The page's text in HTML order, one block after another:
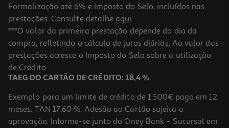
Formalização até 6% e Imposto do Selo, incluídos nas
prestações. Consulte detalhe aqui.
***O valor da primeira prestação depende do dia da
compra, refletindo o cálculo de juros diários. Ao valor das
prestações acresce o Imposto do Selo sobre a utilização
de Crédito.
TAEG DO CARTÃO DE CRÉDITO: 18,4 %
Exemplo para um limite de crédito de 1.500€ pago em 12
meses. TAN 17,60 %. Adesão ao Cartão sujeita a
aprovação. Informe-se junto do Oney Bank – Sucursal em